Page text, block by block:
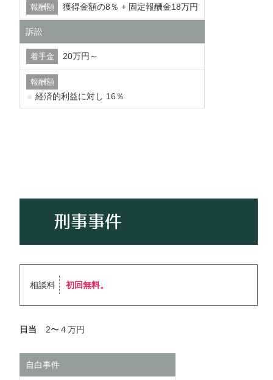
獲得金額の8％ + 固定報酬金18万円
訴訟
20万円～
経済的利益に対し 16％
刑事事件
相談料 初回無料。
日当 2〜４万円
自白事件